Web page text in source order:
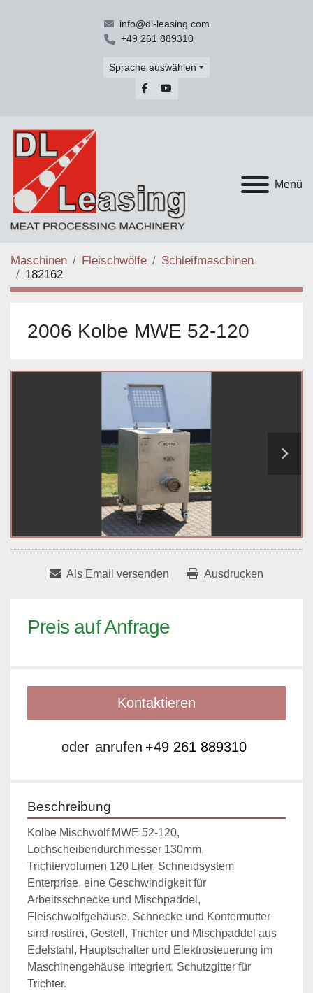
info@dl-leasing.com
+49 261 889310
Sprache auswählen
facebookyoutube
Menü
Maschinen Fleischwölfe
Schleifmaschinen
182162
2006 Kolbe MWE 52-120
Als Email versenden Ausdrucken
Preis auf Anfrage
Kontaktieren
oder anrufen +49 261 889310
Beschreibung
Kolbe Mischwolf MWE 52-120,
Lochscheibendurchmesser 130mm,
Trichtervolumen 120 Liter, Schneidsystem
Enterprise, eine Geschwindigkeit für
Arbeitsschnecke und Mischpaddel,
Fleischwolfgehäuse, Schnecke und Kontermutter
sind rostfrei, Gestell, Trichter und Mischpaddel aus
Edelstahl, Hauptschalter und Elektrosteuerung im
Maschinengehäuse integriert, Schutzgitter für
Trichter.